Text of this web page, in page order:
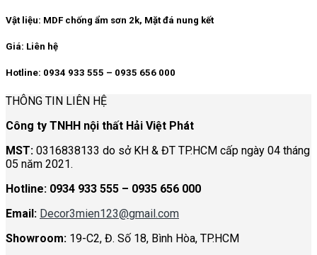
Vật liệu: MDF chống ẩm sơn 2k, Mặt đá nung kết
Giá: Liên hệ
Hotline: 0934 933 555 – 0935 656 000
THÔNG TIN LIÊN HỆ
Công ty TNHH nội thất Hải Việt Phát
MST: 0316838133 do sở KH & ĐT TP.HCM cấp ngày 04 tháng
05 năm 2021.
Hotline: 0934 933 555 – 0935 656 000
Email: Decor3mien123@gmail.com
Showroom: 19-C2, Đ. Số 18, Bình Hòa, TP.HCM